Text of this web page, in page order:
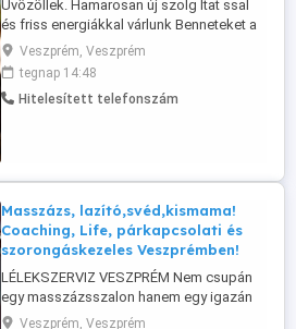
Üvözöllek. Hamarosan új szolg ltat ssal
és friss energiákkal várlunk Benneteket a
már lefoglalt időpontokra és új
vendégeket is tudunk fogadni. A szépség
belülről fakad, de nem árt néha kívülről is
megt mogatni ;-) Foglalj magadnak
Veszprém, Veszprém
tegnap 14:48
Hitelesített telefonszám
Masszázs, lazító,svéd,kismama!
Coaching, Life, párkapcsolati és
szorongáskezeles Veszprémben!
LÉLEKSZERVIZ VESZPRÉM Nem csupán
egy masszázsszalon hanem egy igazán
hangulatos hely ahol végre megállhatsz
Veszprém, Veszprém